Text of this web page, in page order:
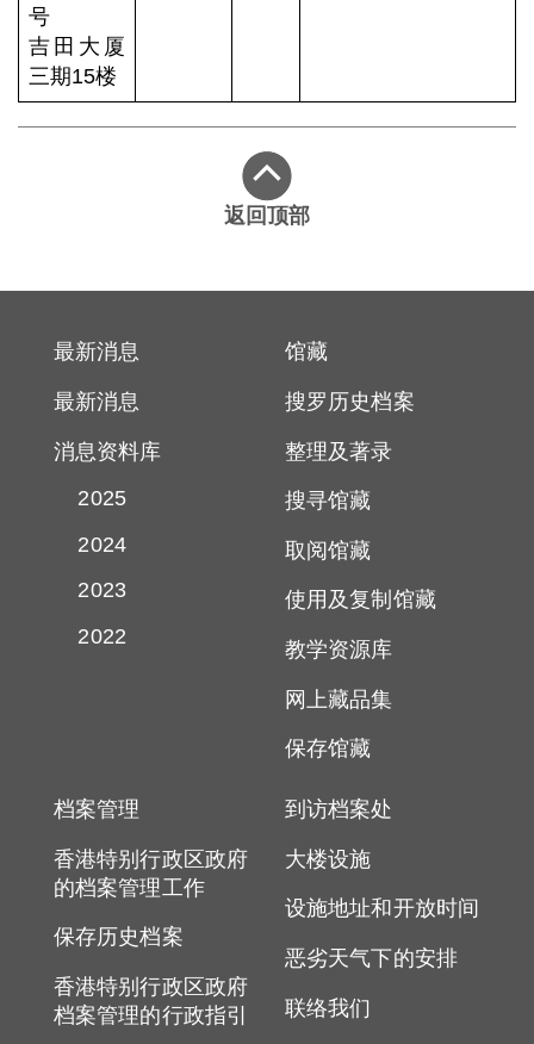
关
于
我
们
号
吉田大厦
三期15楼
返回顶部
最新消息
最新消息
消息资料库
2025
2024
2023
2022
馆藏
搜罗历史档案
整理及著录
搜寻馆藏
取阅馆藏
使用及复制馆藏
教学资源库
网上藏品集
保存馆藏
档案管理
香港特别行政区政府
的档案管理工作
保存历史档案
香港特别行政区政府
档案管理的行政指引
到访档案处
大楼设施
设施地址和开放时间
恶劣天气下的安排
联络我们